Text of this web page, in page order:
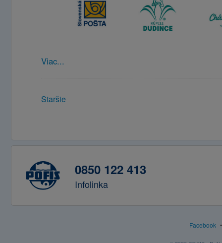
Viac...
Staršie
0850 122 413
Infolinka
Facebook